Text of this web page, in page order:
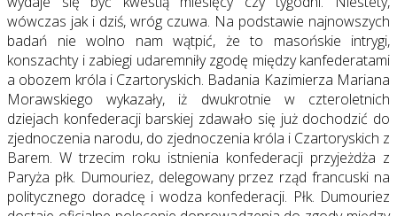
wówczas jak i dziś, wróg czuwa. Na podstawie najnowszych
badań nie wolno nam wątpić, że to masońskie intrygi,
konszachty i zabiegi udaremniły zgodę między kanfederatami
a obozem króla i Czartoryskich. Badania Kazimierza Mariana
Morawskiego wykazały, iż dwukrotnie w czteroletnich
dziejach konfederacji barskiej zdawało się już dochodzić do
zjednoczenia narodu, do zjednoczenia króla i Czartoryskich z
Barem. W trzecim roku istnienia konfederacji przyjeżdża z
Paryża płk. Dumouriez, delegowany przez rząd francuski na
politycznego doradcę i wodza konfederacji. Płk. Dumouriez